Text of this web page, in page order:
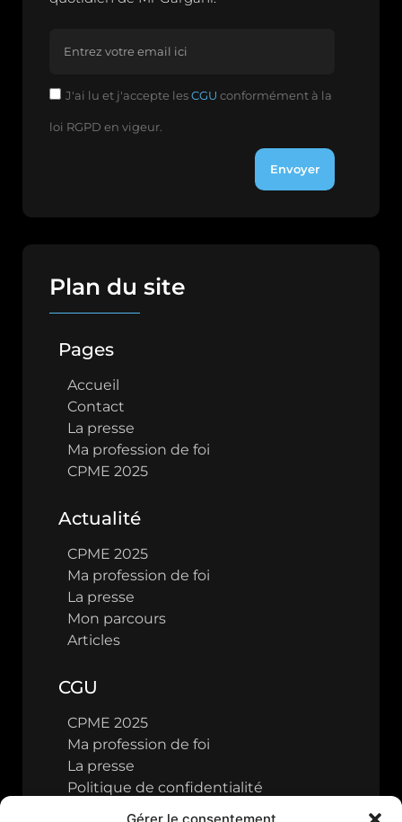
J'ai lu et j'accepte lesCGU conformément à la
loi RGPD en vigeur.
Envoyer
Plan du site
Pages
Accueil
Contact
La presse
Ma profession de foi
CPME 2025
Actualité
CPME 2025
Ma profession de foi
La presse
Mon parcours
Articles
CGU
CPME 2025
Ma profession de foi
La presse
Politique de confidentialité